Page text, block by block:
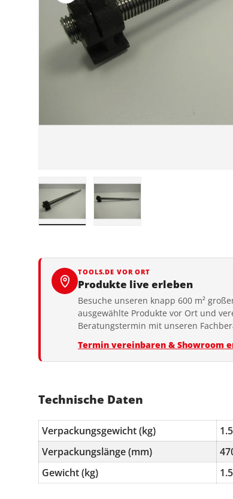
TOOLS.DE VOR ORT
Produkte live erleben
Besuche unseren knapp 600 m²
ausgewählte Produkte vor Ort und
Beratungstermin mit unseren
Termin vereinbaren & Showroom
Technische Daten
Verpackungsgewicht (kg)
Verpackungslänge (mm)
Gewicht (kg)